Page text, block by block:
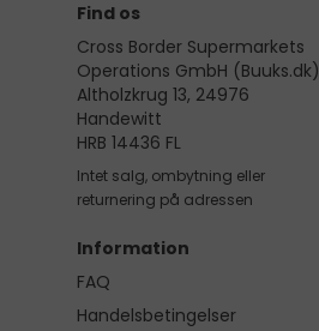
Find os
Cross Border Supermarkets
Operations GmbH (Buuks.dk)
Altholzkrug 13, 24976
Handewitt
HRB 14436 FL
Intet salg, ombytning eller
returnering på adressen
Information
FAQ
Handelsbetingelser